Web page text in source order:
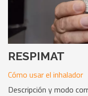
RESPIMAT
Cómo usar el inhalador
Descripción y modo